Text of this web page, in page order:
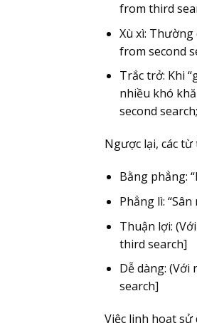
from third
Xù xì: Thường
from second
Trắc trở: Khi
nhiều khó
second
Ngược lại, các
Bằng phẳng:
Phẳng lì:
Thuận lợi:
third search]
Dễ dàng: (Với
search]
Việc linh hoạt